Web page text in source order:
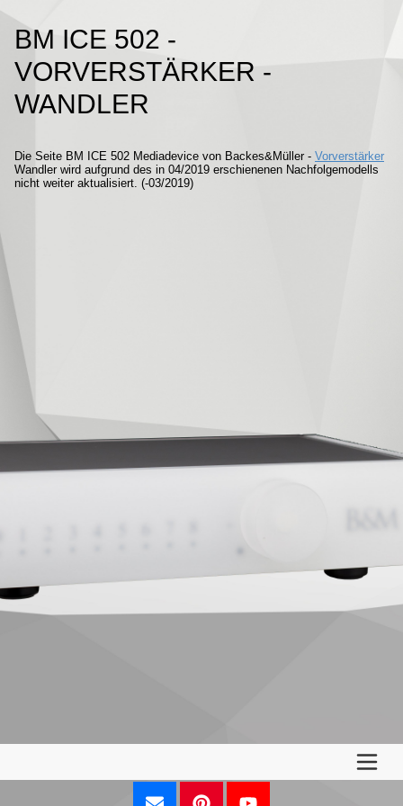
BM ICE 502 -
VORVERSTÄRKER -
WANDLER
Die Seite BM ICE 502 Mediadevice von Backes&Müller - Vorverstärker
Wandler wird aufgrund des in 04/2019 erschienenen Nachfolgemodells
nicht weiter aktualisiert. (-03/2019)